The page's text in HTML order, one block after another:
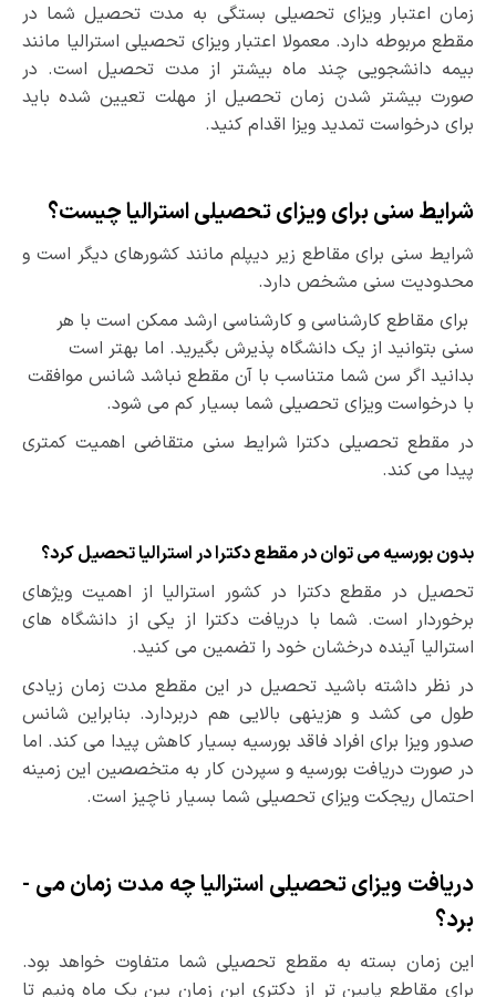
زمان اعتبار ویزای تحصیلی بستگی به مدت تحصیل شما در
مقطع مربوطه دارد. معمولا اعتبار ویزای تحصیلی استرالیا مانند
بیمه دانشجویی چند ماه بیشتر از مدت تحصیل است. در
صورت بیشتر شدن زمان تحصیل از مهلت تعیین شده باید
برای درخواست تمدید ویزا اقدام کنید.
شرایط سنی برای ویزای تحصیلی استرالیا چیست؟
شرایط سنی برای مقاطع زیر دیپلم مانند کشورهای دیگر است و
محدودیت سنی مشخص دارد.
برای مقاطع کارشناسی و کارشناسی ارشد ممکن است با هر
سنی بتوانید از یک دانشگاه پذیرش بگیرید. اما بهتر است
بدانید اگر سن شما متناسب با آن مقطع نباشد شانس موافقت
با درخواست ویزای تحصیلی شما بسیار کم می ­شود.
در مقطع تحصیلی دکترا شرایط سنی متقاضی اهمیت کمتری
پیدا می­ کند.
بدون بورسیه می­ توان در مقطع دکترا در استرالیا تحصیل کرد؟
تحصیل در مقطع دکترا در کشور استرالیا از اهمیت ویژه­ای
برخوردار است. شما با دریافت دکترا از یکی از دانشگاه ­های
استرالیا آینده­ درخشان خود را تضمین می­ کنید.
در نظر داشته باشید تحصیل در این مقطع مدت زمان زیادی
طول می­ کشد و هزینهی بالایی هم دربردارد. بنابراین شانس
صدور ویزا برای افراد فاقد بورسیه بسیار کاهش پیدا می ­کند. اما
در صورت دریافت بورسیه و سپردن کار به متخصصین این زمینه
احتمال ریجکت ویزای تحصیلی شما بسیار ناچیز است.
دریافت ویزای تحصیلی استرالیا چه مدت زمان می ­
برد؟
این زمان بسته به مقطع تحصیلی شما متفاوت خواهد بود.
برای مقاطع پایین­ تر از دکتری این زمان بین یک ماه ونیم تا